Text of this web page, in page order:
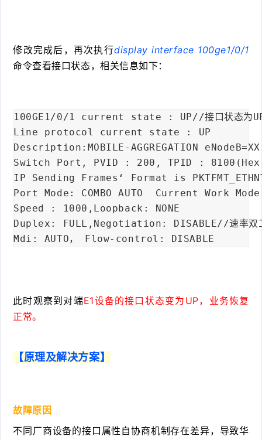
修改完成后，再次执行display interface 100ge1/0/1
命令查看接口状态，相关信息如下：
100GE1/0/1 current state : UP//接口状态为
Line protocol current state : UP
Description:MOBILE-AGGREGATION
Switch Port, PVID : 200, TPID :
IP Sending Frames‘ Format is
Port Mode: COMBO AUTO  Current Work
Speed : 1000,Loopback: NONE
Duplex: FULL,Negotiation: DISABLE//速率双工
Mdi: AUTO， Flow-control: DISABLE
此时观察到对端E1设备的接口状态变为UP，业务恢复
正常。
【原理及解决方案】
故障原因
不同厂商设备的接口属性自协商机制存在差异，导致华